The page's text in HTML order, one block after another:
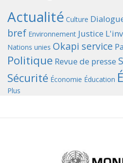
Actualité Culture
bref Environnement Justice
Nations unies Okapi service
Politique Revue de presse
Sécurité Économie Éducation
Plus